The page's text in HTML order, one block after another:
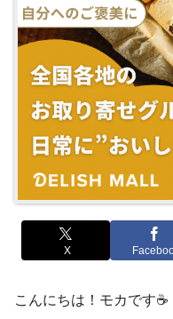
X
こんにちは！モカです☕